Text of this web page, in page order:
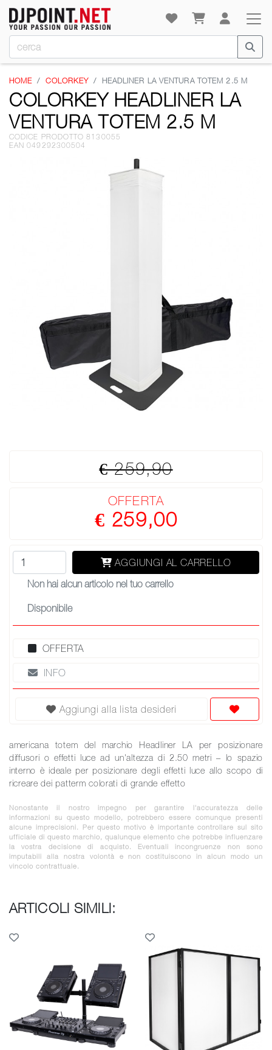
HOME COLORKEY HEADLINER LA VENTURA TOTEM 2.5 M
COLORKEY HEADLINER LA
VENTURA TOTEM 2.5 M
CODICE PRODOTTO 8130055
EAN 049292300504
€ 259,90
OFFERTA
€ 259,00
AGGIUNGI AL CARRELLO
Non hai alcun articolo nel tuo carrello
Disponibile
OFFERTA
INFO
Aggiungi alla lista desideri
americana totem del marchio Headliner LA per posizionare
diffusori o effetti luce ad un'altezza di 2.50 metri – lo spazio
interno è ideale per posizionare degli effetti luce allo scopo di
ricreare dei patterm colorati di grande effetto
Nonostante il nostro impegno per garantire l'accuratezza delle
informazioni su questo modello, potrebbero essere comunque presenti
alcune imprecisioni. Per questo motivo è importante controllare sul sito
ufficiale di questo marchio, qualunque elemento che potrebbe influenzare
la vostra decisione di acquisto. Eventuali incongruenze non sono
imputabili alla nostra volontà e non costituiscono in alcun modo un
vincolo contrattuale.
ARTICOLI SIMILI: